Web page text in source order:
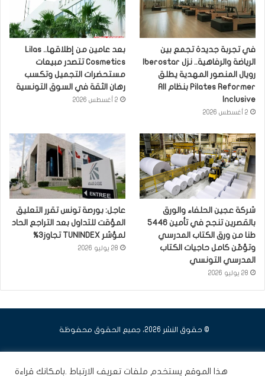
في تجربة جديدة تجمع بين
رويال المنصور المهدية يطلق
Pilates Reformer بنظام All
Inclusive
2 أغسطس 2026
بعد عامين من إطلاقها.. Lilas
Cosmetics تتصدر مبيعات
مستحضرات التجميل وتكسب
رهان الثقة في السوق التونسية
2 أغسطس 2026
شركة عجين الحلفاء والورق
بالقصرين تنجح في تأمين 5446
طنا من ورق الكتاب المدرسي
وتؤمّن كامل حاجيات الكتاب
المدرسي التونسي
28 يوليو 2026
عاجل: بورصة تونس تقرر التعليق
المؤقت للتداول بعد التراجع الحاد
لمؤشر TUNINDEX تجاوز3%
28 يوليو 2026
© حقوق النشر 2026، جميع الحقوق محفوظة
هذا الموقع يستخدم ملفات تعريف الارتباط .بامكانك قراءة